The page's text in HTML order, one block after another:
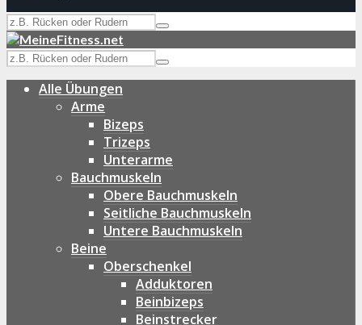
Alle Übungen
Arme
Bizeps
Trizeps
Unterarme
Bauchmuskeln
Obere Bauchmuskeln
Seitliche Bauchmuskeln
Untere Bauchmuskeln
Beine
Oberschenkel
Adduktoren
Beinbizeps
Beinstrecker